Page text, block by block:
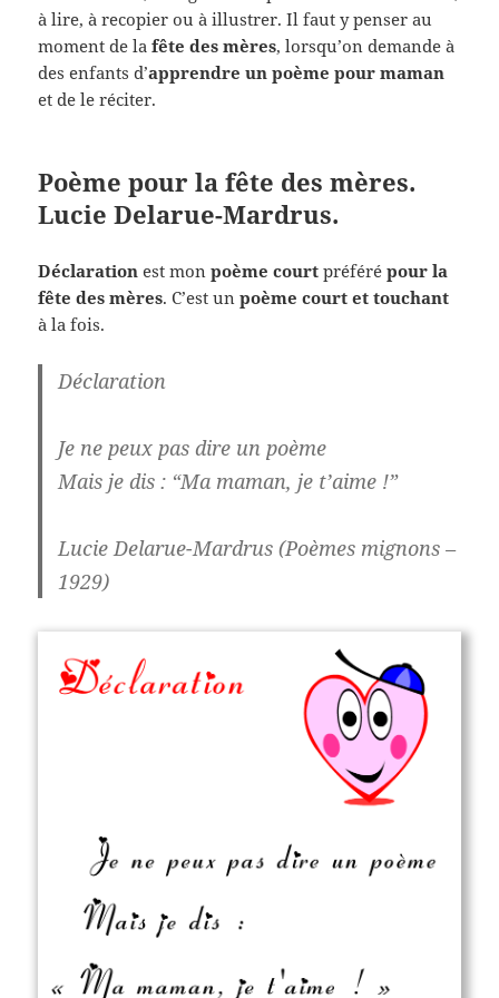
à lire, à recopier ou à illustrer. Il faut y penser au
moment de lafête des mères, lorsqu’on demande à
des enfants d’apprendre un poème pour maman
et de le réciter.
Poème pour la fête des mères.
Lucie Delarue-Mardrus.
Déclaration est monpoème court préférépour la
fête des mères. C’est unpoème court et touchant
à la fois.
Déclaration
Je ne peux pas dire un poème
Mais je dis : “Ma maman, je t’aime !”
Lucie Delarue-Mardrus (Poèmes mignons –
1929)